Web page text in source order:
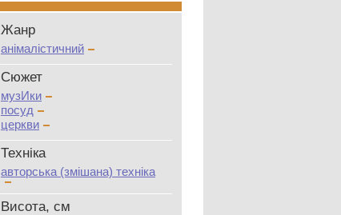
Жанр
анімалістичний
Сюжет
музИки
посуд
церкви
Техніка
авторська (змішана) техніка
Висота, см